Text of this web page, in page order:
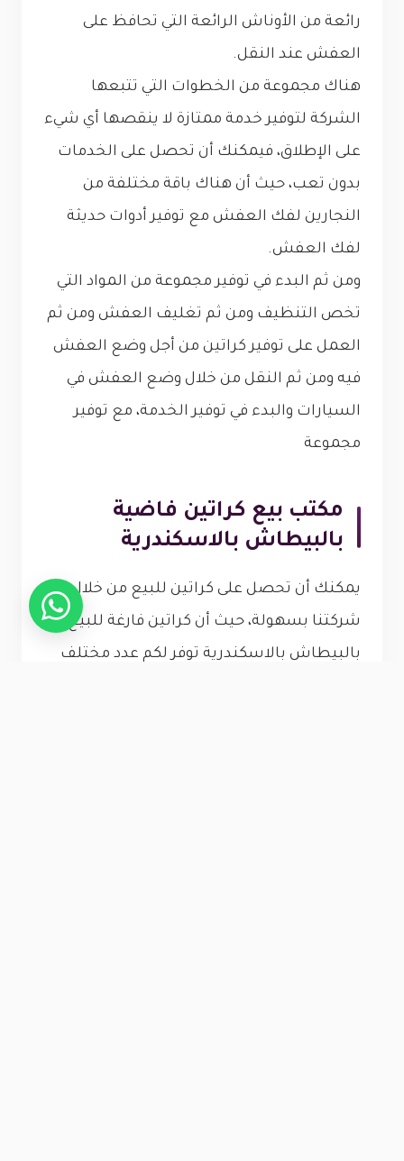
رائعة من الأوناش الرائعة التي تحافظ على
العفش عند النقل.
هناك مجموعة من الخطوات التي تتبعها
الشركة لتوفير خدمة ممتازة لا ينقصها أي شيء
على الإطلاق، فيمكنك أن تحصل على الخدمات
بدون تعب، حيث أن هناك باقة مختلفة من
النجارين لفك العفش مع توفير أدوات حديثة
لفك العفش.
ومن ثم البدء في توفير مجموعة من المواد التي
تخص التنظيف ومن ثم تغليف العفش ومن ثم
العمل على توفير كراتين من أجل وضع العفش
فيه ومن ثم النقل من خلال وضع العفش في
السيارات والبدء في توفير الخدمة، مع توفير
مجموعة
مكتب بيع كراتين فاضية
بالبيطاش بالاسكندرية
يمكنك أن تحصل على كراتين للبيع من خلال
شركتنا بسهولة، حيث أن كراتين فارغة للبيع
بالبيطاش بالاسكندرية توفر لكم عدد مختلف